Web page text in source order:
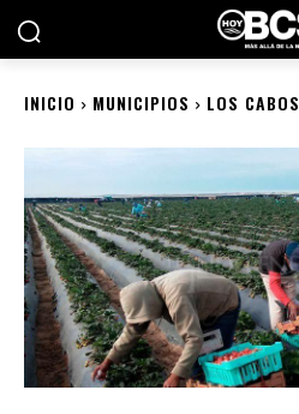
INICIO MUNICIPIOS LOS CABOS